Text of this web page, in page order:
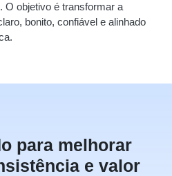
O objetivo é transformar a
bonito, confiável e alinhado
para melhorar
e valor